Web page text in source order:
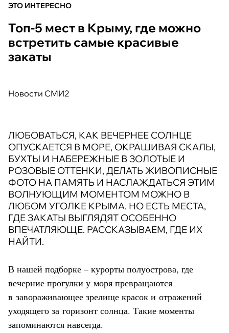
ЭТО ИНТЕРЕСНО
Топ-5 мест в Крыму, где можно
встретить самые красивые
закаты
ЛЮБОВАТЬСЯ, КАК ВЕЧЕРНЕЕ СОЛНЦЕ
ОПУСКАЕТСЯ В МОРЕ, ОКРАШИВАЯ СКАЛЫ,
БУХТЫ И НАБЕРЕЖНЫЕ В ЗОЛОТЫЕ И
РОЗОВЫЕ ОТТЕНКИ, ДЕЛАТЬ ЖИВОПИСНЫЕ
ФОТО НА ПАМЯТЬ И НАСЛАЖДАТЬСЯ ЭТИМ
ВОЛНУЮЩИМ МОМЕНТОМ МОЖНО В
ЛЮБОМ УГОЛКЕ КРЫМА. НО ЕСТЬ МЕСТА,
ГДЕ ЗАКАТЫ ВЫГЛЯДЯТ ОСОБЕННО
ВПЕЧАТЛЯЮЩЕ. РАССКАЗЫВАЕМ, ГДЕ ИХ
НАЙТИ.
В нашей подборке – курорты полуострова, где
вечерние прогулки у моря превращаются
в завораживающее зрелище красок и отражений
уходящего за горизонт солнца. Такие моменты
запоминаются навсегда.
Новости СМИ2